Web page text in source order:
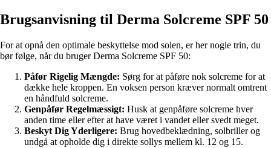
Brugsanvisning til Derma Solcreme SPF 50
For at opnå den optimale beskyttelse mod solen, er her nogle trin, du
bør følge, når du bruger Derma Solcreme SPF 50:
Påfør Rigelig Mængde: Sørg for at påføre nok solcreme for at
dække hele kroppen. En voksen person kræver normalt omtrent
en håndfuld solcreme.
Genpåfør Regelmæssigt: Husk at genpåføre solcreme hver
anden time eller efter at have været i vandet eller svedt meget.
Beskyt Dig Yderligere: Brug hovedbeklædning, solbriller og
undgå at opholde dig i direkte sollys mellem kl. 12 og 15.